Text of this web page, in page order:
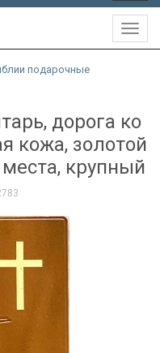
подарочные
дорога ко
кожа, золотой
крупный